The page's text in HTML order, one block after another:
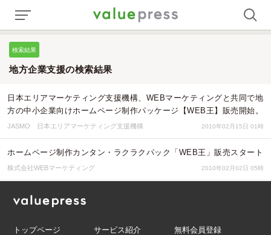
検索結果
地方企業支援の検索結果
日本エリアマーケティング支援機構、WEBマーケティングと共同で地
方の中小企業向けホームページ制作パッケージ【WEB王】販売開始。
JASMO 日本エリアマーケティング支援機構 2010年02月15日 01時
ホームページ制作カンタン・ラクラクパック「WEB王」販売スタート
株式会社WEBマーケティング 2010年02月02日 05時
トップページ サービス紹介
無料会員登録